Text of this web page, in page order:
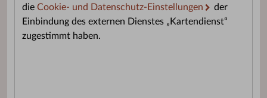
die Cookie- und Datenschutz-Einstellungen
der
Einbindung des externen Dienstes „Kartendienst“
zugestimmt haben.